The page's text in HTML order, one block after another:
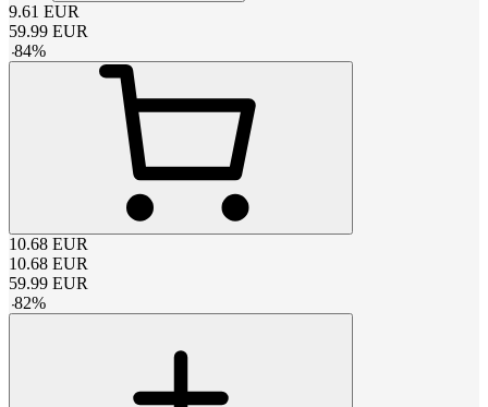
9.61 EUR
59.99 EUR
-84%
10.68 EUR
10.68 EUR
59.99 EUR
-82%